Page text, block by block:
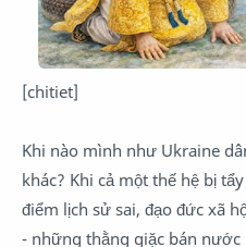
[chitiet]
Khi nào mình như Ukraine
khác? Khi cả một thế hệ bị
điểm lịch sử sai, đạo đức xã
- những thằng giặc bán nước